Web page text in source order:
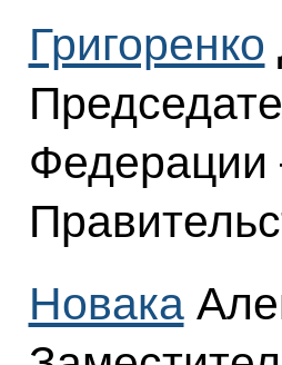
Григоренко
Федерации
Новака